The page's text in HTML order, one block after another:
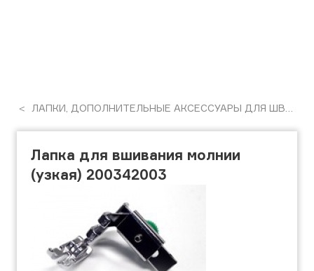
ЛАПКИ, ДОПОЛНИТЕЛЬНЫЕ АКСЕССУАРЫ ДЛЯ ШВЕЙНЫХ МАШИН
Лапка для вшивания молнии
(узкая) 200342003